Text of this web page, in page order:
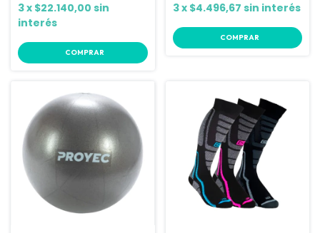
3x $22.140,00 sin
interés
COMPRAR
3x $4.496,67 sin interés
COMPRAR